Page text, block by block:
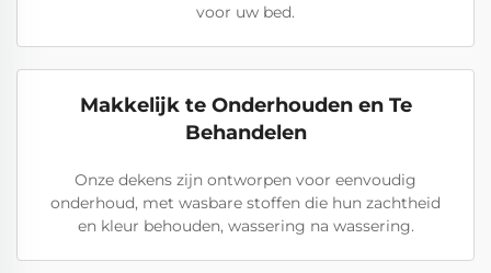
voor uw bed.
Makkelijk te Onderhouden en Te
Behandelen
Onze dekens zijn ontworpen voor eenvoudig
onderhoud, met wasbare stoffen die hun zachtheid
en kleur behouden, wassering na wassering.